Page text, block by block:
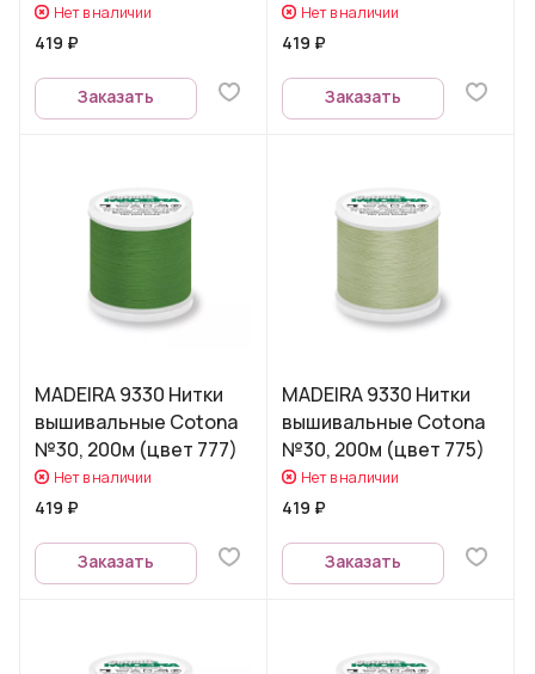
Нет в наличии
419 ₽
Заказать
Нет в наличии
419 ₽
Заказать
MADEIRA 9330 Нитки
вышивальные Cotona
№30, 200м (цвет 777)
Нет в наличии
419 ₽
Заказать
MADEIRA 9330 Нитки
вышивальные Cotona
№30, 200м (цвет 775)
Нет в наличии
419 ₽
Заказать